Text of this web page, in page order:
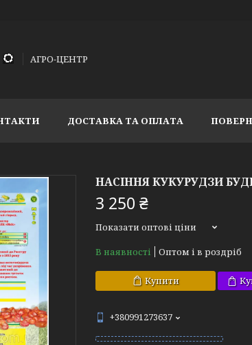
АГРО-ЦЕНТР
ДОСТАВКА ТА ОПЛАТА
НАСІННЯ КУКУРУДЗИ
3 250 ₴
Показати оптові ціни
В наявності
Оптом і в роздріб
Купити
+380991273637